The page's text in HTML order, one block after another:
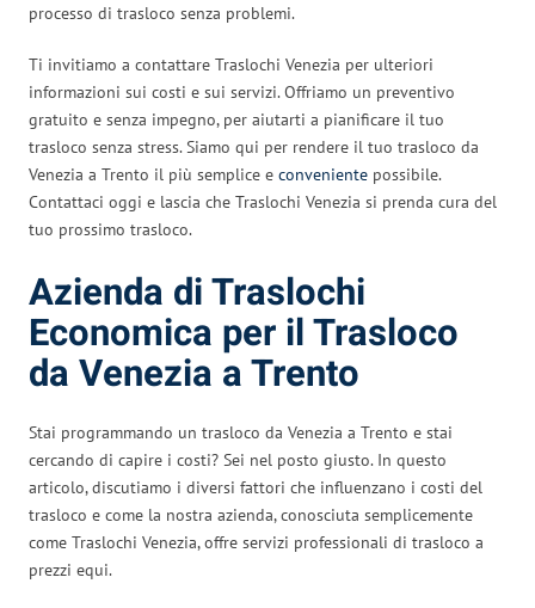
processo di trasloco senza problemi.
Ti invitiamo a contattare Traslochi Venezia per ulteriori
informazioni sui costi e sui servizi. Offriamo un preventivo
gratuito e senza impegno, per aiutarti a pianificare il tuo
trasloco senza stress. Siamo qui per rendere il tuo trasloco da
Venezia a Trento il più semplice e conveniente possibile.
Contattaci oggi e lascia che Traslochi Venezia si prenda cura del
tuo prossimo trasloco.
Azienda di Traslochi
Economica per il Trasloco
da Venezia a Trento
Stai programmando un trasloco da Venezia a Trento e stai
cercando di capire i costi? Sei nel posto giusto. In questo
articolo, discutiamo i diversi fattori che influenzano i costi del
trasloco e come la nostra azienda, conosciuta semplicemente
come Traslochi Venezia, offre servizi professionali di trasloco a
prezzi equi.